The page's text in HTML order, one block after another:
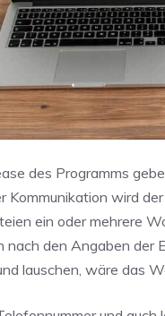
des Programms
wird
ein oder mehrere
den Angaben
lauschen, wäre das